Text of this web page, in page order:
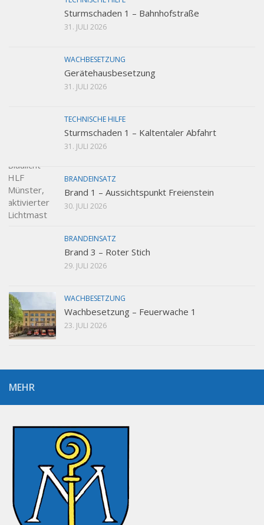
Sturmschaden 1 – Bahnhofstraße
31. JULI 2026
WACHBESETZUNG
Gerätehausbesetzung
31. JULI 2026
TECHNISCHE HILFE
Sturmschaden 1 – Kaltentaler Abfahrt
31. JULI 2026
BRANDEINSATZ
Brand 1 – Aussichtspunkt Freienstein
30. JULI 2026
BRANDEINSATZ
Brand 3 – Roter Stich
29. JULI 2026
WACHBESETZUNG
Wachbesetzung – Feuerwache 1
23. JULI 2026
MEHR